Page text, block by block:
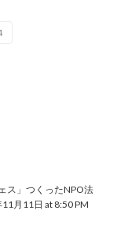
ス」つくったNPO法
月11日 at 8:50 PM